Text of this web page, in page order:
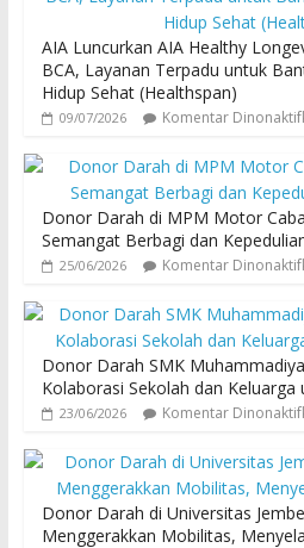
AIA Luncurkan AIA Healthy
BCA, Layanan Terpadu untuk
Hidup Sehat (Healthspan)
09/07/2026 Komentar
Donor Darah di MPM Motor
Semangat Berbagi dan
25/06/2026 Komentar
Donor Darah SMK
Kolaborasi Sekolah dan Keluarga
23/06/2026 Komentar
Donor Darah di Universitas
Menggerakkan Mobilitas,